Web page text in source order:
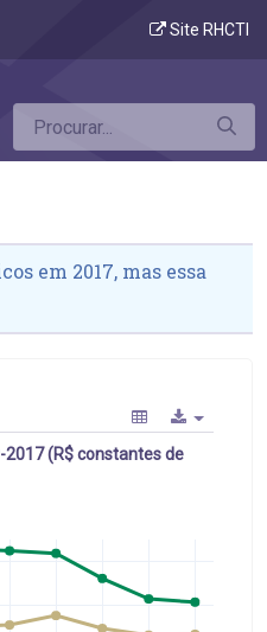
Site RHCTI
em 2017, mas essa
(R$ constantes de